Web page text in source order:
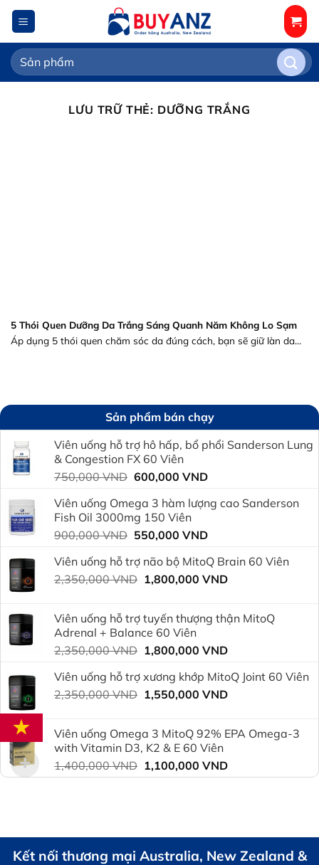
Chuyển
đến
nội
dung
Tìm
kiếm:
LƯU TRỮ THẺ: DƯỠNG TRẮNG
5 Thói Quen Dưỡng Da Trắng Sáng Quanh Năm Không Lo Sạm
Áp dụng 5 thói quen chăm sóc da đúng cách, bạn sẽ giữ làn da...
Sản phẩm bán chạy
Viên uống hỗ trợ hô hấp, bổ phổi Sanderson Lung
& Congestion FX 60 Viên
750,000VND Giá
là:
750,000 VND.
600,000 VNDGiá
tại
600,000 VND.
Viên uống Omega 3 hàm lượng cao Sanderson
Fish Oil 3000mg 150 Viên
900,000VND Giá
là:
900,000 VND.
550,000 VNDGiá
tại
là:
Viên uống hỗ trợ não bộ MitoQ Brain 60 Viên
2,350,000VND Giá
2,350,000 VND.
1,800,000 VNDGiá
là:
Viên uống hỗ trợ tuyến thượng thận MitoQ
Adrenal + Balance 60 Viên
2,350,000VND Giá
là:
2,350,000 VND.
1,800,000 VNDGiá
tại
là:
Viên uống hỗ trợ xương khớp MitoQ Joint 60 Viên
2,350,000VND Giá
2,350,000 VND.
1,550,000 VNDGiá
là:
Viên uống Omega 3 MitoQ 92% EPA Omega-3
with Vitamin D3, K2 & E 60 Viên
1,400,000VND Giá
gốc
1,100,000 VNDGiá
hiện
Kết nối thương mại Australia, New Zealand &